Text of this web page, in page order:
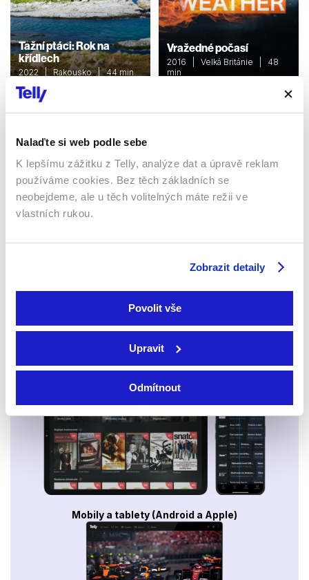
Nalaďte si web podle sebe
K lepšímu zážitku z Telly, analýze dat a úpravě reklam
používáme cookies. Bez těch základních se
neobejdeme, ale u těch volitelných máte režii ve
vlastních rukou.
Zobrazit detaily
Povolit vše
Upravit
Odmítnout
Tažní ptáci: Rok na
křídlech
2022 | Rakousko | 44 min
Dokumenty / Přírodovědní
Vražedné počasí
2016 | Velká Británie | 48
min
Sledujte kdekoliv až na 6 zařízeních
po celé EU, a to až na 6 zařízeních.
Smart TV - Android, Google, Samsung, LG, VIDAA
Mobily a tablety (Android a Apple)